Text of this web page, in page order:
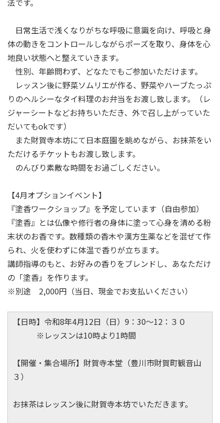
法です。
日常生活で浅くなりがちな呼吸に意識を向け、呼吸と身
体の動きをコントロールしながらポーズを取り、身体を心
地良い状態へと整えていきます。
性別、年齢問わず、どなたでもご参加いただけます。
レッスン後に野菜ソムリエが作る、野菜やハーブたっぷ
りのヘルシーなタイ料理のお弁当をお渡し致します。（レ
ジャーシートなどお持ちいただき、外で召し上がっていた
だいてもokです）
また財賀寺本坊にて日本庭園を眺めながら、お抹茶をい
ただけるチケットもお渡し致します。
のんびり素敵な時間をお過ごしください。
【4月オプションイベント】
『塗香ワークショップ』を予定しています（自由参加）
『塗香』とは仏像や修行者の身体に塗って心身を清める粉
末状のお香です。数種類の香木や漢方生薬などを混ぜて作
られ、火を使わずに体温で香りが立ちます。
講師指導のもと、お好みの香りをブレンドし、あなただけ
の「塗香」を作ります。
※別途 2,000円（当日、現金でお支払いください）
【日時】令和8年4月12日（日）9：30～12：３０
※レッスンは10時より1時間
【開催・集合場所】財賀寺本堂（豊川市財賀町観音山
３）
お抹茶はレッスン後に財賀寺本坊でいただきます。